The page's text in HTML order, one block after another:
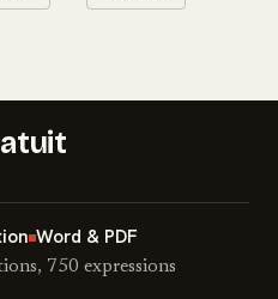
Word & PDF
750 expressions